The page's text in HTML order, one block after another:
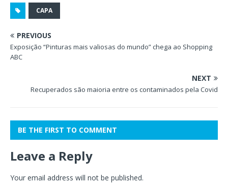
CAPA
PREVIOUS
Exposição “Pinturas mais valiosas do mundo” chega ao Shopping
ABC
NEXT
Recuperados são maioria entre os contaminados pela Covid
BE THE FIRST TO COMMENT
Leave a Reply
Your email address will not be published.